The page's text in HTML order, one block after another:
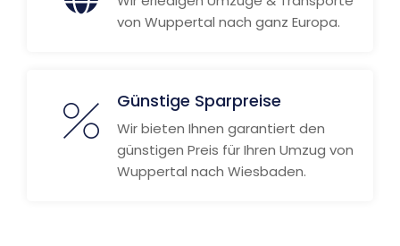
von Wuppertal nach ganz Europa.
Günstige Sparpreise
Wir bieten Ihnen garantiert den
günstigen Preis für Ihren Umzug von
Wuppertal nach Wiesbaden.